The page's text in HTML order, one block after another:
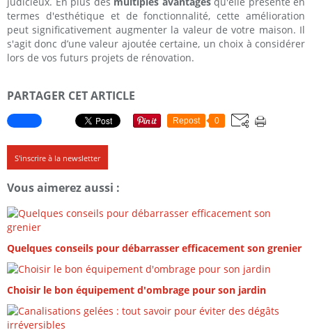
termes d'esthétique et de fonctionnalité, cette amélioration
peut significativement augmenter la valeur de votre maison. Il
s'agit donc d’une valeur ajoutée certaine, un choix à considérer
lors de vos futurs projets de rénovation.
PARTAGER CET ARTICLE
Repost 0
S'inscrire à la newsletter
Vous aimerez aussi :
Quelques conseils pour débarrasser efficacement son grenier
Choisir le bon équipement d'ombrage pour son jardin